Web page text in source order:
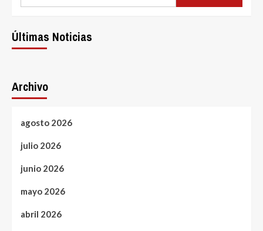
Últimas Noticias
Archivo
agosto 2026
julio 2026
junio 2026
mayo 2026
abril 2026